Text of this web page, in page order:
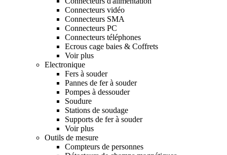
Connecteurs vidéo
Connecteurs SMA
Connecteurs PC
Connecteurs téléphones
Ecrous cage baies & Coffrets
Voir plus
Electronique
Fers à souder
Pannes de fer à souder
Pompes à dessouder
Soudure
Stations de soudage
Supports de fer à souder
Voir plus
Outils de mesure
Compteurs de personnes